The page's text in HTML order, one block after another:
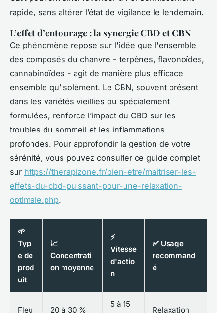
rapide, sans altérer l’état de vigilance le lendemain.
L’effet d’entourage : la synergie CBD et CBN
Ce phénomène repose sur l'idée que l'ensemble
des composés du chanvre - terpènes, flavonoïdes,
cannabinoïdes - agit de manière plus efficace
ensemble qu’isolément. Le CBN, souvent présent
dans les variétés vieillies ou spécialement
formulées, renforce l’impact du CBD sur les
troubles du sommeil et les inflammations
profondes. Pour approfondir la gestion de votre
sérénité, vous pouvez consulter ce guide complet
sur https://therapizone.fr/bien-etre/maitriser-les-
effets-du-cbd-puissant-pour-une-relaxation-
optimale.php.
🌱
Typ
e de
prod
uit
📈
Concentrati
on moyenne
⚡
Vitesse
d'actio
n
✅ Usage
recommand
é
Fleu
20 à 30 %
5 à 15
Relaxation